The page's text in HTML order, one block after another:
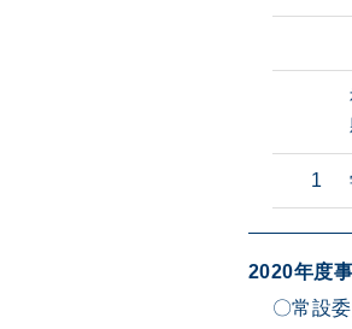
1
2020年度
〇常設